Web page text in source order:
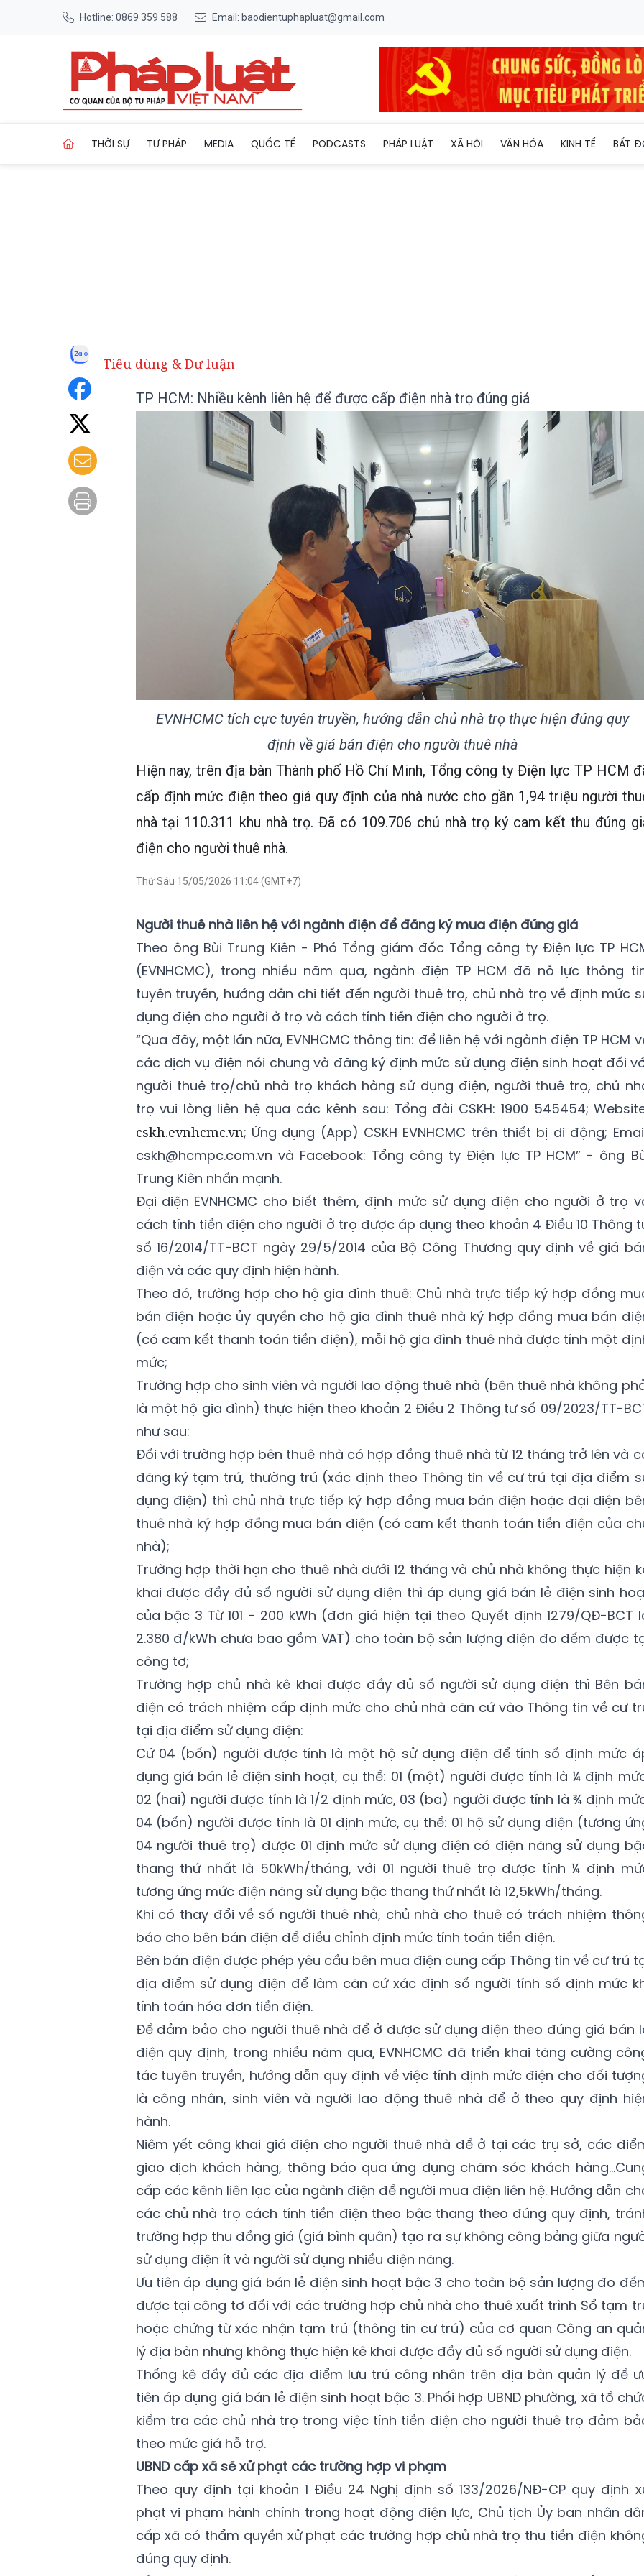
Hotline: 0869 359 588 Email: baodientuphapluat@gmail.com
THỜI SỰ TƯ PHÁP MEDIA QUỐC TẾ PODCASTS PHÁP LUẬT XÃ HỘI VĂN HÓA KINH TẾ BẤT
Tiêu dùng & Dư luận
TP HCM: Nhiều kênh liên hệ để được cấp điện nhà trọ đúng giá
EVNHCMC tích cực tuyên truyền, hướng dẫn chủ nhà trọ thực hiện đúng quy
định về giá bán điện cho người thuê nhà
Hiện nay, trên địa bàn Thành phố Hồ Chí Minh, Tổng công ty Điện lực TP HCM
cấp định mức điện theo giá quy định của nhà nước cho gần 1,94 triệu người
nhà tại 110.311 khu nhà trọ. Đã có 109.706 chủ nhà trọ ký cam kết thu đúng
điện cho người thuê nhà.
Thứ Sáu 15/05/2026 11:04 (GMT+7)
Người thuê nhà liên hệ với ngành điện để đăng ký mua điện đúng giá
Theo ông Bùi Trung Kiên - Phó Tổng giám đốc Tổng công ty Điện lực TP
(EVNHCMC), trong nhiều năm qua, ngành điện TP HCM đã nỗ lực thông
tuyên truyền, hướng dẫn chi tiết đến người thuê trọ, chủ nhà trọ về định mức
dụng điện cho người ở trọ và cách tính tiền điện cho người ở trọ.
“Qua đây, một lần nữa, EVNHCMC thông tin: để liên hệ với ngành điện TP HCM
các dịch vụ điện nói chung và đăng ký định mức sử dụng điện sinh hoạt đối
người thuê trọ/chủ nhà trọ khách hàng sử dụng điện, người thuê trọ, chủ
trọ vui lòng liên hệ qua các kênh sau: Tổng đài CSKH: 1900 545454;
cskh.evnhcmc.vn; Ứng dụng (App) CSKH EVNHCMC trên thiết bị di động;
cskh@hcmpc.com.vn và Facebook: Tổng công ty Điện lực TP HCM” - ông
Trung Kiên nhấn mạnh.
Đại diện EVNHCMC cho biết thêm, định mức sử dụng điện cho người ở trọ
cách tính tiền điện cho người ở trọ được áp dụng theo khoản 4 Điều 10 Thông
số 16/2014/TT-BCT ngày 29/5/2014 của Bộ Công Thương quy định về giá
điện và các quy định hiện hành.
Theo đó, trường hợp cho hộ gia đình thuê: Chủ nhà trực tiếp ký hợp đồng
bán điện hoặc ủy quyền cho hộ gia đình thuê nhà ký hợp đồng mua bán
(có cam kết thanh toán tiền điện), mỗi hộ gia đình thuê nhà được tính một
mức;
Trường hợp cho sinh viên và người lao động thuê nhà (bên thuê nhà không
là một hộ gia đình) thực hiện theo khoản 2 Điều 2 Thông tư số 09/2023/TT-
như sau:
Đối với trường hợp bên thuê nhà có hợp đồng thuê nhà từ 12 tháng trở lên và
đăng ký tạm trú, thường trú (xác định theo Thông tin về cư trú tại địa điểm
dụng điện) thì chủ nhà trực tiếp ký hợp đồng mua bán điện hoặc đại diện
thuê nhà ký hợp đồng mua bán điện (có cam kết thanh toán tiền điện của
nhà);
Trường hợp thời hạn cho thuê nhà dưới 12 tháng và chủ nhà không thực hiện
khai được đầy đủ số người sử dụng điện thì áp dụng giá bán lẻ điện sinh
của bậc 3 Từ 101 - 200 kWh (đơn giá hiện tại theo Quyết định 1279/QĐ-BCT
2.380 đ/kWh chưa bao gồm VAT) cho toàn bộ sản lượng điện đo đếm được
công tơ;
Trường hợp chủ nhà kê khai được đầy đủ số người sử dụng điện thì Bên
điện có trách nhiệm cấp định mức cho chủ nhà căn cứ vào Thông tin về cư
tại địa điểm sử dụng điện:
Cứ 04 (bốn) người được tính là một hộ sử dụng điện để tính số định mức
dụng giá bán lẻ điện sinh hoạt, cụ thể: 01 (một) người được tính là ¼ định
02 (hai) người được tính là 1/2 định mức, 03 (ba) người được tính là ¾ định
04 (bốn) người được tính là 01 định mức, cụ thể: 01 hộ sử dụng điện (tương
04 người thuê trọ) được 01 định mức sử dụng điện có điện năng sử dụng
thang thứ nhất là 50kWh/tháng, với 01 người thuê trọ được tính ¼ định
tương ứng mức điện năng sử dụng bậc thang thứ nhất là 12,5kWh/tháng.
Khi có thay đổi về số người thuê nhà, chủ nhà cho thuê có trách nhiệm
báo cho bên bán điện để điều chỉnh định mức tính toán tiền điện.
Bên bán điện được phép yêu cầu bên mua điện cung cấp Thông tin về cư trú
địa điểm sử dụng điện để làm căn cứ xác định số người tính số định mức
tính toán hóa đơn tiền điện.
Để đảm bảo cho người thuê nhà để ở được sử dụng điện theo đúng giá bán
điện quy định, trong nhiều năm qua, EVNHCMC đã triển khai tăng cường
tác tuyên truyền, hướng dẫn quy định về việc tính định mức điện cho đối
là công nhân, sinh viên và người lao động thuê nhà để ở theo quy định
hành.
Niêm yết công khai giá điện cho người thuê nhà để ở tại các trụ sở, các
giao dịch khách hàng, thông báo qua ứng dụng chăm sóc khách
cấp các kênh liên lạc của ngành điện để người mua điện liên hệ. Hướng dẫn
các chủ nhà trọ cách tính tiền điện theo bậc thang theo đúng quy định,
trường hợp thu đồng giá (giá bình quân) tạo ra sự không công bằng giữa
sử dụng điện ít và người sử dụng nhiều điện năng.
Ưu tiên áp dụng giá bán lẻ điện sinh hoạt bậc 3 cho toàn bộ sản lượng đo
được tại công tơ đối với các trường hợp chủ nhà cho thuê xuất trình Sổ tạm
hoặc chứng từ xác nhận tạm trú (thông tin cư trú) của cơ quan Công an
lý địa bàn nhưng không thực hiện kê khai được đầy đủ số người sử dụng điện.
Thống kê đầy đủ các địa điểm lưu trú công nhân trên địa bàn quản lý để
tiên áp dụng giá bán lẻ điện sinh hoạt bậc 3. Phối hợp UBND phường, xã tổ
kiểm tra các chủ nhà trọ trong việc tính tiền điện cho người thuê trọ đảm
theo mức giá hỗ trợ.
UBND cấp xã sẽ xử phạt các trường hợp vi phạm
Theo quy định tại khoản 1 Điều 24 Nghị định số 133/2026/NĐ-CP quy định
phạt vi phạm hành chính trong hoạt động điện lực, Chủ tịch Ủy ban nhân
cấp xã có thẩm quyền xử phạt các trường hợp chủ nhà trọ thu tiền điện
đúng quy định.